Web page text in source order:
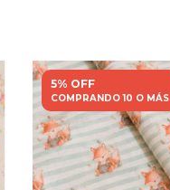
5% OFF
COMPRANDO 10 O MÁS